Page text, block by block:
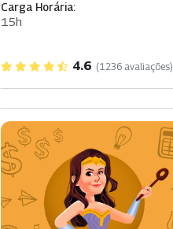
Carga Horária:
15h
4.6 (1236 avaliações)